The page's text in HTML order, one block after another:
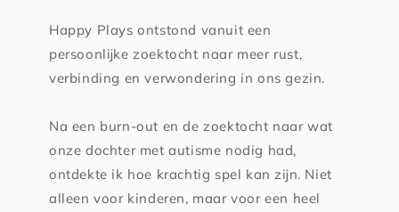
Happy Plays ontstond vanuit een
persoonlijke zoektocht naar meer rust,
verbinding en verwondering in ons gezin.
Na een burn-out en de zoektocht naar wat
onze dochter met autisme nodig had,
ontdekte ik hoe krachtig spel kan zijn. Niet
alleen voor kinderen, maar voor een heel